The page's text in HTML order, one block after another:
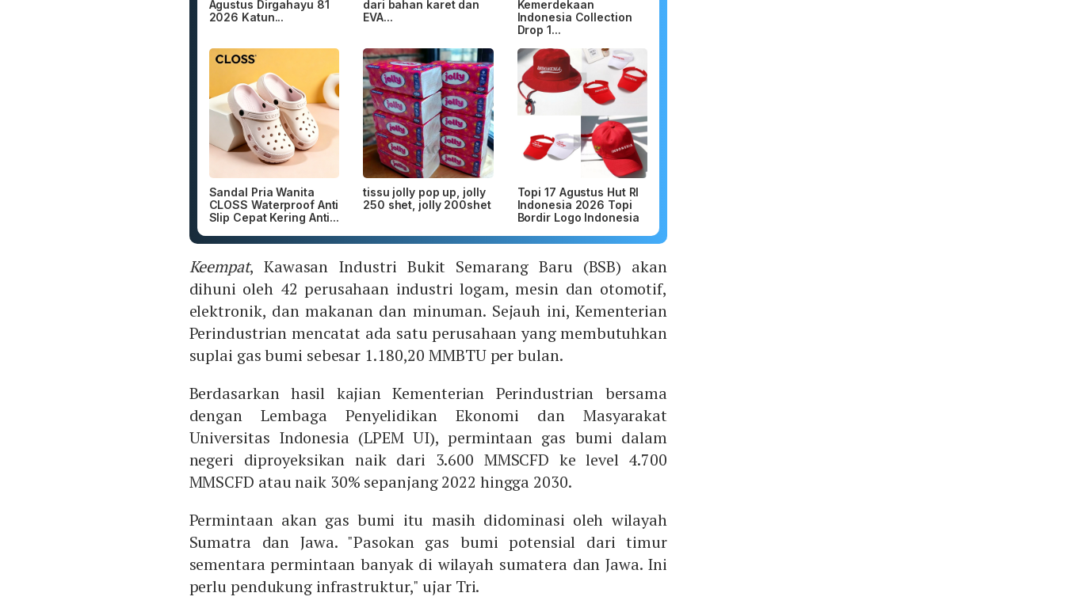
Agustus Dirgahayu 81
2026 Katun...
dari bahan karet dan
EVA...
Kemerdekaan
Indonesia Collection
Drop 1...
Sandal Pria Wanita
CLOSS Waterproof Anti
Slip Cepat Kering Anti...
tissu jolly pop up, jolly
250 shet, jolly 200shet
Topi 17 Agustus Hut RI
Indonesia 2026 Topi
Bordir Logo Indonesia
Keempat, Kawasan Industri Bukit Semarang Baru (BSB) akan
dihuni oleh 42 perusahaan industri logam, mesin dan otomotif,
elektronik, dan makanan dan minuman. Sejauh ini, Kementerian
Perindustrian mencatat ada satu perusahaan yang membutuhkan
suplai gas bumi sebesar 1.180,20 MMBTU per bulan.
Berdasarkan hasil kajian Kementerian Perindustrian bersama
dengan Lembaga Penyelidikan Ekonomi dan Masyarakat
Universitas Indonesia (LPEM UI), permintaan gas bumi dalam
negeri diproyeksikan naik dari 3.600 MMSCFD ke level 4.700
MMSCFD atau naik 30% sepanjang 2022 hingga 2030.
Permintaan akan gas bumi itu masih didominasi oleh wilayah
Sumatra dan Jawa. "Pasokan gas bumi potensial dari timur
sementara permintaan banyak di wilayah sumatera dan Jawa. Ini
perlu pendukung infrastruktur," ujar Tri.